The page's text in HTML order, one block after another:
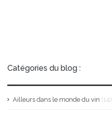
Catégories du blog :
Ailleurs dans le monde du vin (14)